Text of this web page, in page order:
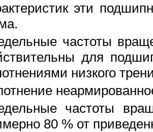
эти
частоты
для
низкого
частоты
80 % от